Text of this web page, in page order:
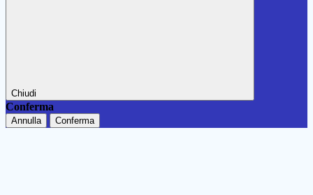
Chiudi
Conferma
Annulla Conferma